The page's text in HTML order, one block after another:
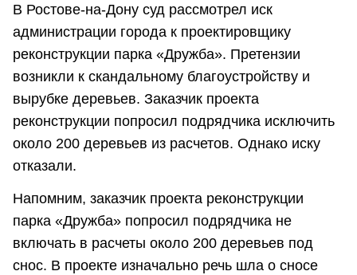
В Ростове-на-Дону суд рассмотрел иск
администрации города к проектировщику
реконструкции парка «Дружба». Претензии
возникли к скандальному благоустройству и
вырубке деревьев. Заказчик проекта
реконструкции попросил подрядчика исключить
около 200 деревьев из расчетов. Однако иску
отказали.
Напомним, заказчик проекта реконструкции
парка «Дружба» попросил подрядчика не
включать в расчеты около 200 деревьев под
снос. В проекте изначально речь шла о сносе